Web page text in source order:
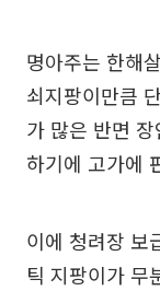
명아주는 한해
쇠지팡이만큼
가 많은 반면
하기에 고가에
이에 청려장 보
틱 지팡이가 무